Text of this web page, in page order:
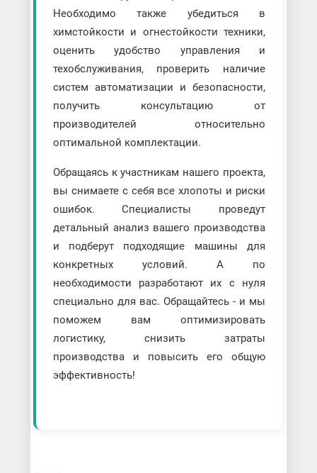
Необходимо также убедиться в
химстойкости и огнестойкости техники,
оценить удобство управления и
техобслуживания, проверить наличие
систем автоматизации и безопасности,
получить консультацию от
производителей относительно
оптимальной комплектации.
Обращаясь к участникам нашего проекта,
вы снимаете с себя все хлопоты и риски
ошибок. Специалисты проведут
детальный анализ вашего производства
и подберут подходящие машины для
конкретных условий. А по
необходимости разработают их с нуля
специально для вас. Обращайтесь - и мы
поможем вам оптимизировать
логистику, снизить затраты
производства и повысить его общую
эффективность!